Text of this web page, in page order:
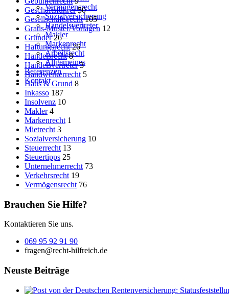
Vermögensrecht
Sozialversicherung
Handelsvertreter
Makler
Markenrecht
Arbeitsrecht
Allgemeines
Referenzen
Kontakt
Geschäftsführer 50
Gesellschaftsrecht 105
Gratis-Muster/Vorlagen 12
Gründer 26
Haftungsrecht 26
Handelsrecht 8
Handelsvertreter 3
Handwerkerrecht 5
Haus & Grund 8
Inkasso 187
Insolvenz 10
Makler 4
Markenrecht 1
Mietrecht 3
Sozialversicherung 10
Steuerrecht 13
Steuertipps 25
Unternehmerrecht 73
Verkehrsrecht 19
Vermögensrecht 76
Brauchen Sie Hilfe?
Kontaktieren Sie uns.
069 95 92 91 90
fragen@recht-hilfreich.de
Neuste Beiträge